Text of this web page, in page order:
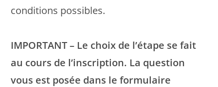
conditions possibles.
IMPORTANT – Le choix de l’étape se fait
au cours de l’inscription. La question
vous est posée dans le formulaire